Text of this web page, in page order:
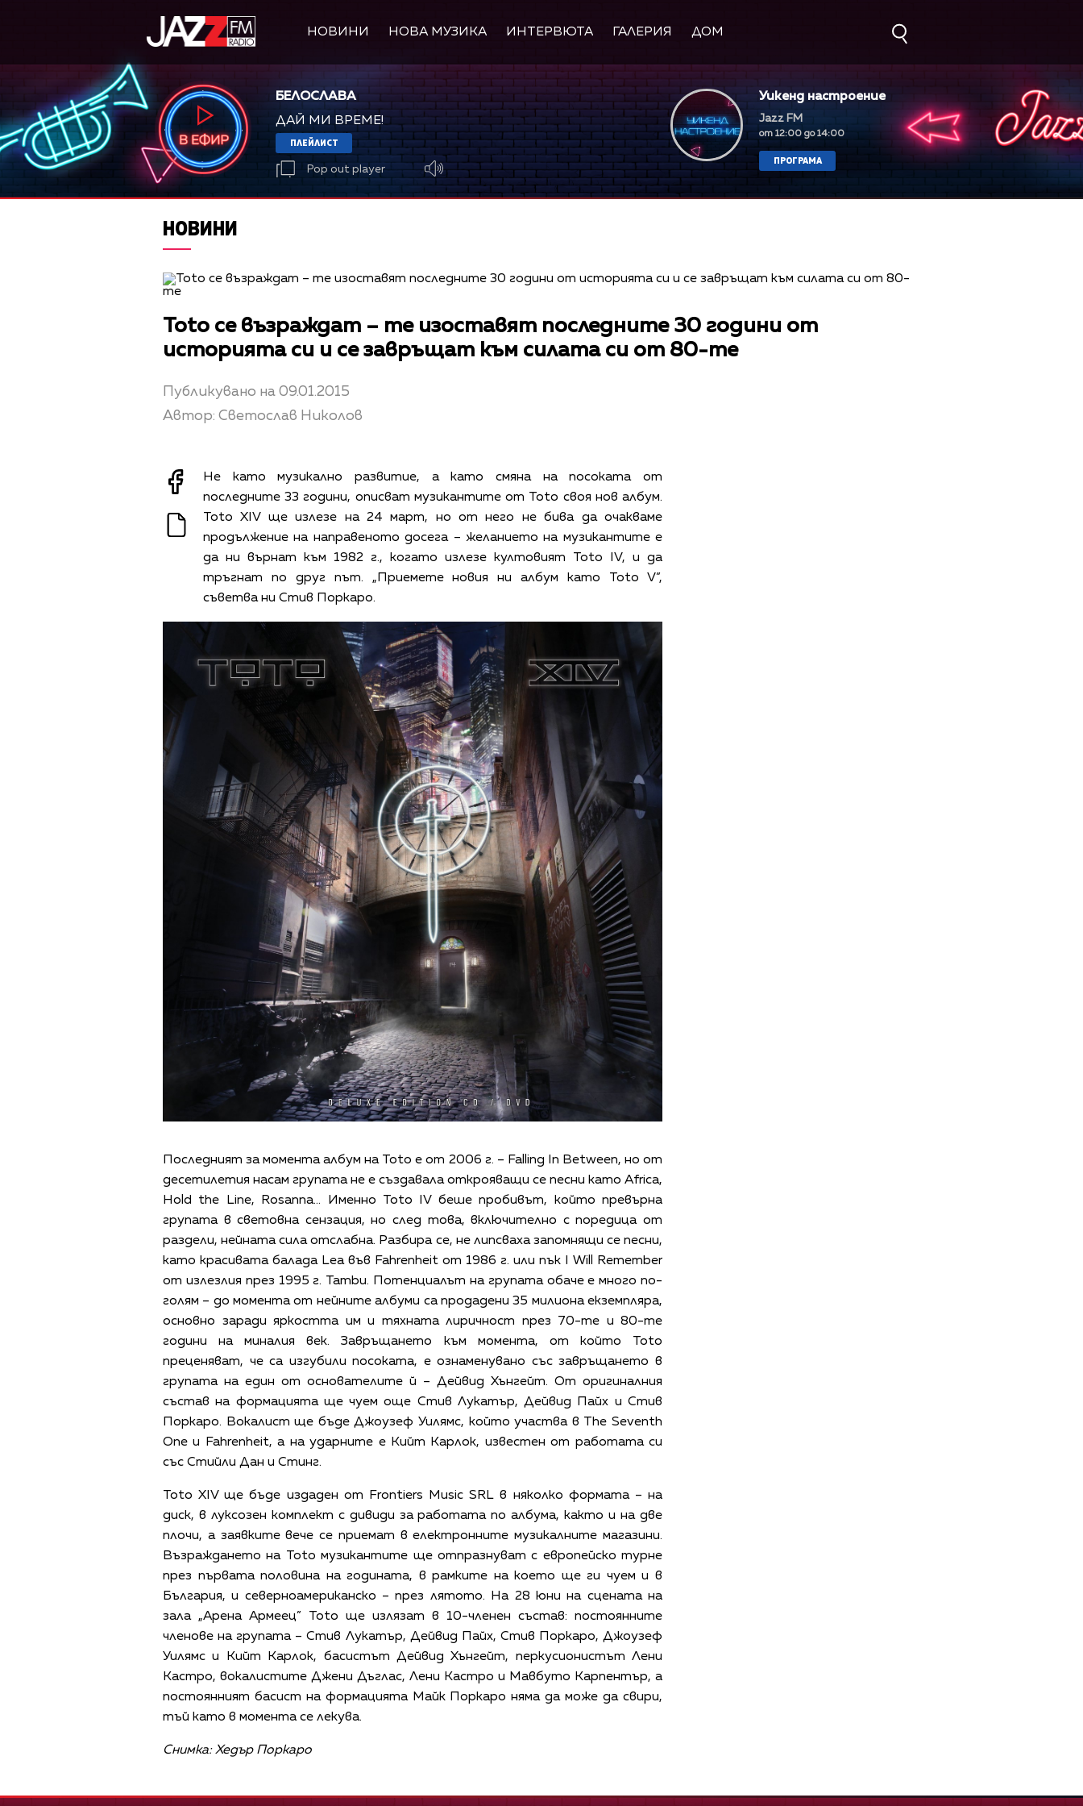
НОВИНИ НОВА МУЗИКА ИНТЕРВЮТА ГАЛЕРИЯ ДОМ
БЕЛОСЛАВА
ДАЙ МИ ВРЕМЕ!
ПЛЕЙЛИСТ
Pop out player
Уикенд настроение
Jazz FM
от 12:00 до 14:00
ПРОГРАМА
НОВИНИ
Toto се възраждат – те изоставят последните 30 години от
историята си и се завръщат към силата си от 80-те
Публикувано на 09.01.2015
Автор: Светослав Николов
Не като музикално развитие, а като смяна на посоката от
последните 33 години, описват музикантите от Toto своя нов албум.
Toto XIV ще излезе на 24 март, но от него не бива да очакваме
продължение на направеното досега – желанието на музикантите е
да ни върнат към 1982 г., когато излезе култовият Toto IV, и да
тръгнат по друг път. „Приемете новия ни албум като Toto V”,
съветва ни Стив Поркаро.
Последният за момента албум на Toto е от 2006 г. – Falling In Between, но от
десетилетия насам групата не е създавала открояващи се песни като Africa,
Hold the Line, Rosanna... Именно Toto IV беше пробивът, който превърна
групата в световна сензация, но след това, включително с поредица от
раздели, нейната сила отслабна. Разбира се, не липсваха запомнящи се песни,
като красивата балада Lea във Fahrenheit от 1986 г. или пък I Will Remember
от излезлия през 1995 г. Tambu. Потенциалът на групата обаче е много по-
голям – до момента от нейните албуми са продадени 35 милиона екземпляра,
основно заради яркостта им и тяхната лиричност през 70-те и 80-те
години на миналия век. Завръщането към момента, от който Toto
преценяват, че са изгубили посоката, е ознаменувано със завръщането в
групата на един от основателите й – Дейвид Хънгейт. От оригиналния
състав на формацията ще чуем още Стив Лукатър, Дейвид Пайх и Стив
Поркаро. Вокалист ще бъде Джоузеф Уилямс, който участва в The Seventh
One и Fahrenheit, а на ударните е Кийт Карлок, известен от работата си
със Стийли Дан и Стинг.
Toto XIV ще бъде издаден от Frontiers Music SRL в няколко формата – на
диск, в луксозен комплект с дивиди за работата по албума, както и на две
плочи, а заявките вече се приемат в електронните музикалните магазини.
Възраждането на Toto музикантите ще отпразнуват с европейско турне
през първата половина на годината, в рамките на което ще ги чуем и в
България, и северноамериканско – през лятото. На 28 юни на сцената на
зала „Арена Армеец” Toto ще излязат в 10-членен състав: постоянните
членове на групата – Стив Лукатър, Дейвид Пайх, Стив Поркаро, Джоузеф
Уилямс и Кийт Карлок, басистът Дейвид Хънгейт, перкусионистът Лени
Кастро, вокалистите Джени Дъглас, Лени Кастро и Мавбуто Карпентър, а
постоянният басист на формацията Майк Поркаро няма да може да свири,
тъй като в момента се лекува.
Снимка: Хедър Поркаро